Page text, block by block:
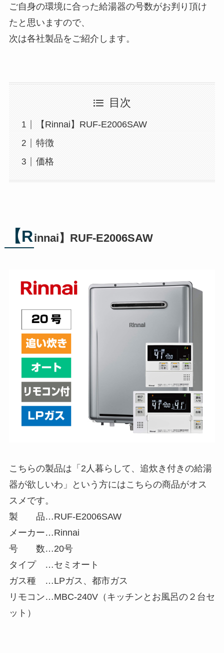
ご自身の環境に合った給湯器の号数がお判り頂け
たと思いますので、
次は各社製品をご紹介します。
目次
【Rinnai】RUF-E2006SAW
特徴
価格
【Rinnai】RUF-E2006SAW
こちらの製品は「2人暮らして、追炊き付きの給湯
器が欲しいわ」という方にはこちらの商品がオス
スメです。
製 品…RUF-E2006SAW
メーカー…Rinnai
号 数…20号
タイプ …セミオート
ガス種 …LPガス、都市ガス
リモコン…MBC-240V（キッチンとお風呂の２台セ
ット）